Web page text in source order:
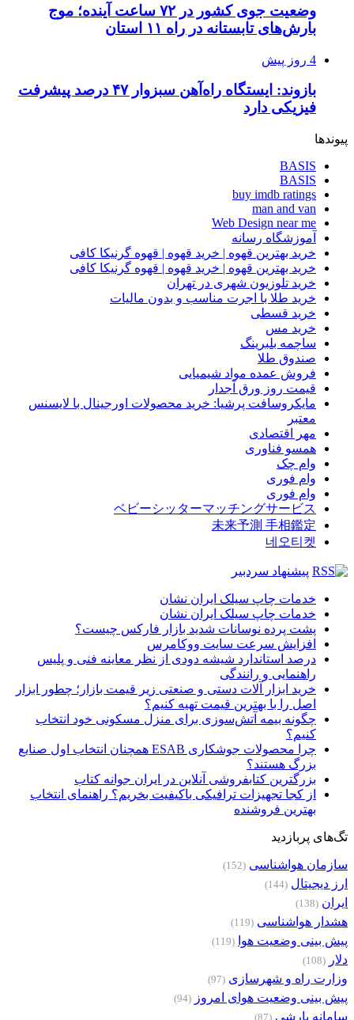
وضعیت جوی کشور در ۷۲ ساعت آینده؛ موج
بارش‌های تابستانه در راه ۱۱ استان
4 روز پیش
بازوند: ایستگاه راه‌آهن سبزوار ۴۷ درصد پیشرفت
فیزیکی دارد
پیوندها
BASIS
BASIS
buy imdb ratings
man and van
Web Design near me
آموزشگاه رسانه
خرید بهترین قهوه | خرید قهوه | قهوه گرنیکا کافی
خرید بهترین قهوه | خرید قهوه | قهوه گرنیکا کافی
خرید تلوزیون شهری در تهران
خرید طلا با اجرت مناسب و بدون مالیات
خرید قسطی
خرید مس
ساچمه بلبرینگ
صندوق طلا
فروش عمده مواد شیمیایی
قیمت روز ورق آجدار
مایکروسافت پرشیا: خرید محصولات اورجینال با لایسنس
معتبر
مهر اقتصادی
همسو فناوری
وام چک
وام فوری
وام فوری
ベビーシッターマッチングサービス
未来予測 手相鑑定
네오티켓
پیشنهاد سردبیر
خدمات چاپ سیلک ایران نشان
خدمات چاپ سیلک ایران نشان
پشت پرده نوسانات شدید بازار فارکس چیست؟
افزایش سرعت سایت ووکامرس
درصد استاندارد شیشه دودی از نظر معاینه فنی و پلیس
راهنمایی و رانندگی
خرید ابزار آلات دستی و صنعتی زیر قیمت بازار؛ چطور ابزار
اصل را با بهترین قیمت تهیه کنیم؟
چگونه بیمه آتش‌سوزی برای منزل مسکونی خود انتخاب
کنیم؟
چرا محصولات جوشکاری ESAB همچنان انتخاب اول صنایع
بزرگ هستند؟
بزرگترین کتابفروشی آنلاین در ایران جوانه کتاب
از کجا تجهیزات ترافیکی باکیفیت بخریم؟ راهنمای انتخاب
بهترین فروشنده
تگ‌های پربازدید
سازمان هواشناسی (152)
ارز دیجیتال (144)
ایران (138)
هشدار هواشناسی (119)
پیش بینی وضعیت هوا (119)
دلار (108)
وزارت راه و شهرسازی (97)
پیش بینی وضعیت هوای امروز (94)
سامانه بارشی (87)